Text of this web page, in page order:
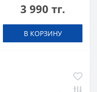
3 990 тг.
В КОРЗИНУ